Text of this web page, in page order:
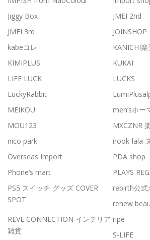
Jiggy Box
JMEI 2nd
JMEI 3rd
JOINSHOP
kabeコレ
KANICHI
KIMIPLUS
KUKAI
LIFE LUCK
LUCKS
LuckyRabbit
MEIKOU
men’sホー
MOU123
MXCZNR
nico park
nook-lala
Overseas Import
PDA shop
Phone’s mart
PLAYS
PS5 スイッチ グッズ COVER
SPOT
rebirth公式
renew
REVE CONNECTION インテリア
雑貨
ripe
S-LIFE